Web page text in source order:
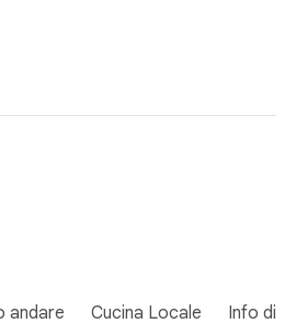
andare Cucina Locale Info di